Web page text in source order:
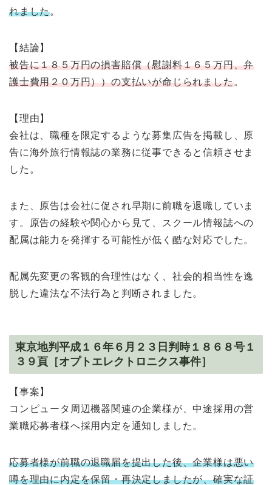
れました。
【結論】
被告に１８５万円の損害賠償（慰謝料１６５万円、弁
護士費用２０万円））の支払いが命じられました。
【理由】
会社は、職種を限定するような募集広告を掲載し、原
告に海外旅行情報誌の業務に従事できると信頼させま
した。
また、原告は会社に促され早期に前職を退職していま
す。原告の経験や関心から見て、スクール情報誌への
配属は能力を発揮する可能性が低く酷な対応でした。
配属先変更の客観的合理性はなく、社会的相当性を逸
脱した違法な不法行為と判断されました。
東京地判平成１６年６月２３日判時１８６８号１
３９頁［オプトエレクトロニクス事件］
【事案】
コンピュータ周辺機器関連の企業様が、中途採用の営
業職応募者様へ採用内定を通知しました。
応募者様が前職の退職届を提出した後、企業様は悪い
噂を理由に内定を保留・再決定しましたが、確実な証